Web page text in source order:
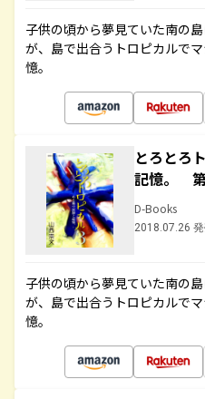
子供の頃から夢見ていた南の
が、島で出合うトロピカルで
憶。
とろとろ
記憶。
D-Books
2018.07.26
子供の頃から夢見ていた南の
が、島で出合うトロピカルで
憶。